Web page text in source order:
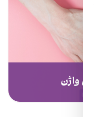
واژن